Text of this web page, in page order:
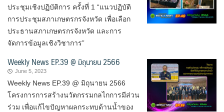
ประชุมเชิงปฏิบัติการ ครั้งที่ 1 “แนวปฏิบัติ
การประชุมสภาเกษตรกรจังหวัด เพื่อเลือก
ประธานสภาเกษตรกรจังหวัด และการ
จัดการข้อมูลเชิงวิชาการ”
Weekly News EP.39 @ มิถุนายน 2566
June 5, 2023
Weekly News EP.39 @ มิถุนายน 2566
โครงการการสร้างนวัตกรรมกลไกการมีส่วน
ร่วม เพื่อแก้ไขปัญหาผลกระทบด้านน้ำของ